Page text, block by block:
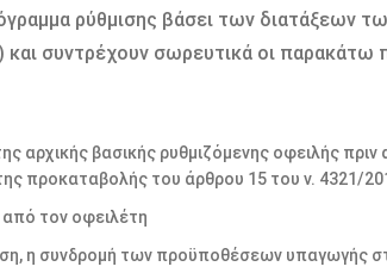
ρύθμισης βάσει των διατάξεων
συντρέχουν σωρευτικά οι παρακάτω
αρχικής βασικής ρυθμιζόμενης οφειλής
προκαταβολής του άρθρου 15 του ν. 4321/
από τον οφειλέτη
η συνδρομή των προϋποθέσεων υπαγωγής